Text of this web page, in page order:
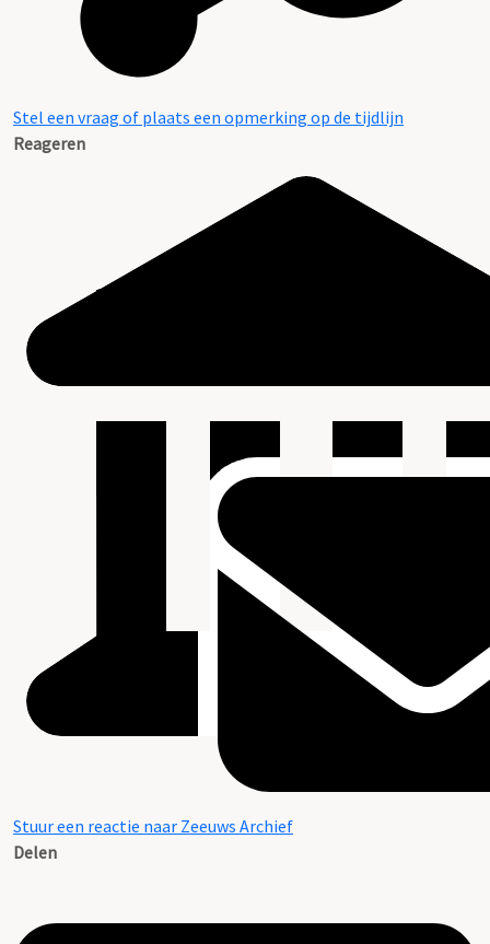
Stel een vraag of plaats een opmerking op de tijdlijn
Reageren
Stuur een reactie naar Zeeuws Archief
Delen